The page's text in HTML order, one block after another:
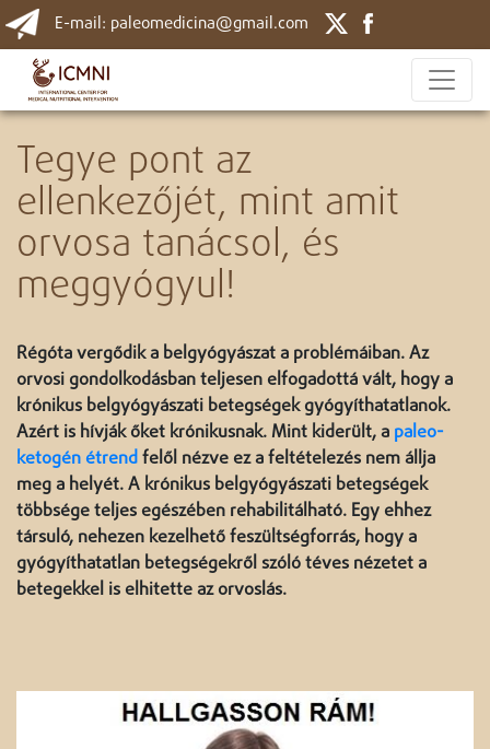
E-mail: paleomedicina@gmail.com
Tegye pont az
ellenkezőjét, mint amit
orvosa tanácsol, és
meggyógyul!
Régóta vergődik a belgyógyászat a problémáiban. Az
orvosi gondolkodásban teljesen elfogadottá vált, hogy a
krónikus belgyógyászati betegségek gyógyíthatatlanok.
Azért is hívják őket krónikusnak. Mint kiderült, a paleo-
ketogén étrendfelől nézve ez a feltételezés nem állja
meg a helyét. A krónikus belgyógyászati betegségek
többsége teljes egészében rehabilitálható. Egy ehhez
társuló, nehezen kezelhető feszültségforrás, hogy a
gyógyíthatatlan betegségekről szóló téves nézetet a
betegekkel is elhitette az orvoslás.